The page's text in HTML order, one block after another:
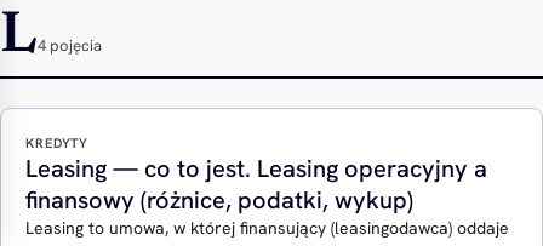
L4 pojęcia
KREDYTY
Leasing — co to jest. Leasing operacyjny a
finansowy (różnice, podatki, wykup)
Leasing to umowa, w której finansujący (leasingodawca) oddaje